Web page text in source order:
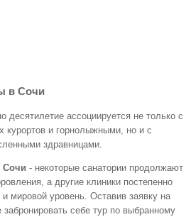
в Сочи
ассоциируется не только с
курортов и горнолыжными, но и с
здравницами.
Сочи - некоторые санатории продолжают
а другие клиники постепенно
мировой уровень. Оставив заявку на
себе тур по выбранному